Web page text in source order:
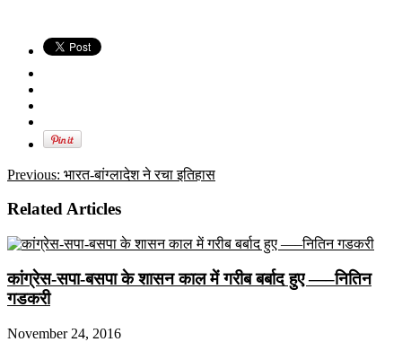
Previous: भारत-बांग्लादेश ने रचा इतिहास
Related Articles
कांग्रेस-सपा-बसपा के शासन काल में गरीब बर्बाद हुए —–नितिन
गडकरी
November 24, 2016